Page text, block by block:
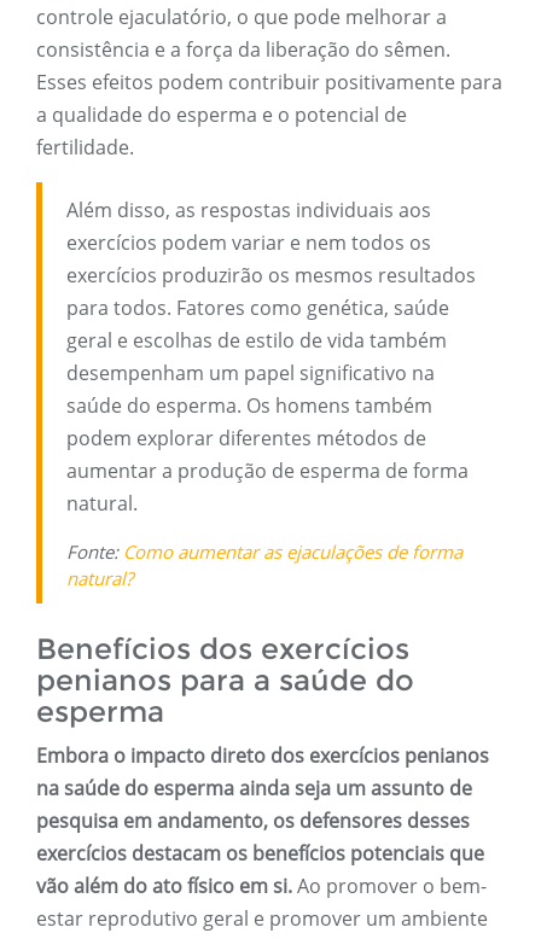
controle ejaculatório, o que pode melhorar a
consistência e a força da liberação do sêmen.
Esses efeitos podem contribuir positivamente para
a qualidade do esperma e o potencial de
fertilidade.
Além disso, as respostas individuais aos
exercícios podem variar e nem todos os
exercícios produzirão os mesmos resultados
para todos. Fatores como genética, saúde
geral e escolhas de estilo de vida também
desempenham um papel significativo na
saúde do esperma. Os homens também
podem explorar diferentes métodos de
aumentar a produção de esperma de forma
natural.
Fonte: Como aumentar as ejaculações de forma
natural?
Benefícios dos exercícios
penianos para a saúde do
esperma
Embora o impacto direto dos exercícios penianos
na saúde do esperma ainda seja um assunto de
pesquisa em andamento, os defensores desses
exercícios destacam os benefícios potenciais que
vão além do ato físico em si.Ao promover o bem-
estar reprodutivo geral e promover um ambiente